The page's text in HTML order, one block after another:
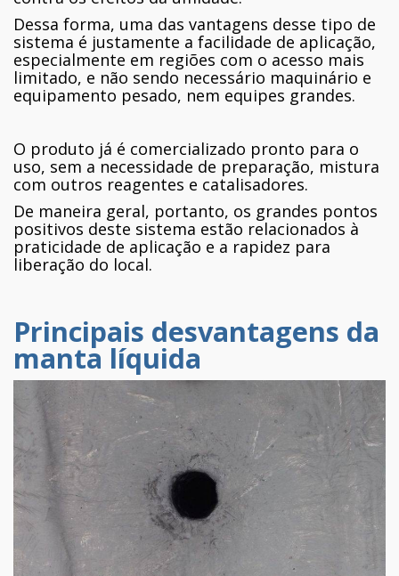
Dessa forma, uma das vantagens desse tipo de
sistema é justamente a facilidade de aplicação,
especialmente em regiões com o acesso mais
limitado, e não sendo necessário maquinário e
equipamento pesado, nem equipes grandes.
O produto já é comercializado pronto para o
uso, sem a necessidade de preparação, mistura
com outros reagentes e catalisadores.
De maneira geral, portanto, os grandes pontos
positivos deste sistema estão relacionados à
praticidade de aplicação e a rapidez para
liberação do local.
Principais desvantagens da
manta líquida